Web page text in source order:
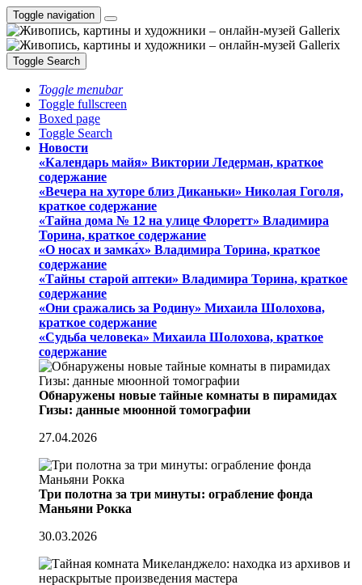
Toggle navigation
Toggle Search
Toggle menubar
Toggle fullscreen
Boxed page
Toggle Search
Новости
«Календарь майя» Виктории Ледерман, краткое
содержание
«Вечера на хуторе близ Диканьки» Николая Гоголя,
краткое содержание
«Тайна дома № 12 на улице Флоретт» Владимира
Торина, краткое содержание
«О носах и замка́х» Владимира Торина, краткое
содержание
«Тайны старой аптеки» Владимира Торина, краткое
содержание
«Они сражались за Родину» Михаила Шолохова,
краткое содержание
«Судьба человека» Михаила Шолохова, краткое
содержание
Обнаружены новые тайные комнаты в пирамидах
Гизы: данные мюонной томографии
27.04.2026
Три полотна за три минуты: ограбление фонда
Маньяни Рокка
30.03.2026